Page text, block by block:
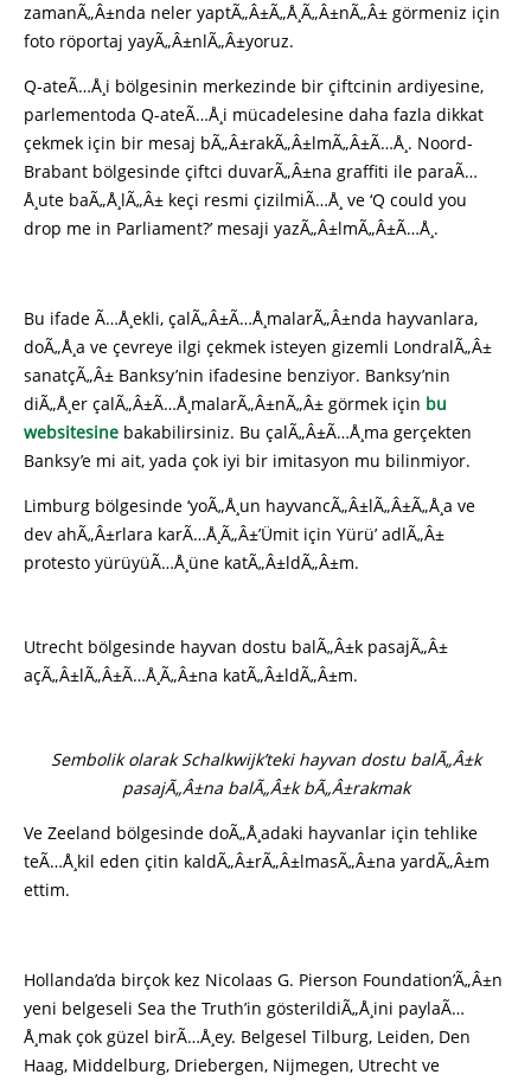
zamanÃ„Â±nda neler yaptÃ„Â±Ã„Å¸Ã„Â±nÃ„Â± görmeniz için
foto röportaj yayÃ„Â±nlÃ„Â±yoruz.
Q-ateÃ…Å¸i bölgesinin merkezinde bir çiftcinin ardiyesine,
parlementoda Q-ateÃ…Å¸i mücadelesine daha fazla dikkat
çekmek için bir mesaj bÃ„Â±rakÃ„Â±lmÃ„Â±Ã…Å¸. Noord-
Brabant bölgesinde çiftci duvarÃ„Â±na graffiti ile paraÃ…
Å¸ute baÃ„Å¸lÃ„Â± keçi resmi çizilmiÃ…Å¸ ve ‘Q could you
drop me in Parliament?’ mesaji yazÃ„Â±lmÃ„Â±Ã…Å¸.
Bu ifade Ã…Å¸ekli, çalÃ„Â±Ã…Å¸malarÃ„Â±nda hayvanlara,
doÃ„Å¸a ve çevreye ilgi çekmek isteyen gizemli LondralÃ„Â±
sanatçÃ„Â± Banksy’nin ifadesine benziyor. Banksy’nin
diÃ„Å¸er çalÃ„Â±Ã…Å¸malarÃ„Â±nÃ„Â± görmek için bu
websitesine bakabilirsiniz. Bu çalÃ„Â±Ã…Å¸ma gerçekten
Banksy’e mi ait, yada çok iyi bir imitasyon mu bilinmiyor.
Limburg bölgesinde ‘yoÃ„Å¸un hayvancÃ„Â±lÃ„Â±Ã„Å¸a ve
dev ahÃ„Â±rlara karÃ…Å¸Ã„Â±’Ümit için Yürü’ adlÃ„Â±
protesto yürüyüÃ…Å¸üne katÃ„Â±ldÃ„Â±m.
Utrecht bölgesinde hayvan dostu balÃ„Â±k pasajÃ„Â±
açÃ„Â±lÃ„Â±Ã…Å¸Ã„Â±na katÃ„Â±ldÃ„Â±m.
Sembolik olarak Schalkwijk’teki hayvan dostu balÃ„Â±k
pasajÃ„Â±na balÃ„Â±k bÃ„Â±rakmak
Ve Zeeland bölgesinde doÃ„Å¸adaki hayvanlar için tehlike
teÃ…Å¸kil eden çitin kaldÃ„Â±rÃ„Â±lmasÃ„Â±na yardÃ„Â±m
ettim.
Hollanda’da birçok kez Nicolaas G. Pierson Foundation’Ã„Â±n
yeni belgeseli Sea the Truth’in gösterildiÃ„Å¸ini paylaÃ…
Å¸mak çok güzel birÃ…Å¸ey. Belgesel Tilburg, Leiden, Den
Haag, Middelburg, Driebergen, Nijmegen, Utrecht ve